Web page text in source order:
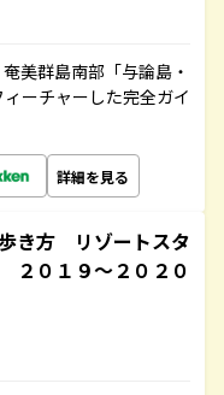
美群島南部「与論島・
ーチャーした完全ガイ
詳細を見る
き方 リゾートスタ
０１９～２０２０